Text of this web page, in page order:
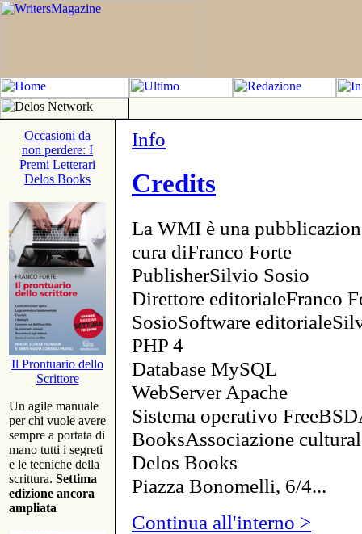
Occasioni da
non perdere: I
Premi Letterari
Delos Books
Il Prontuario dello
Scrittore
Un agile manuale
per chi vuole avere
sempre a portata di
mano tutti i segreti
e le tecniche della
scrittura. Settima
edizione ancora
ampliata
Info
Credits
La WMI è una
cura diFranco Forte
PublisherSilvio Sosio
Direttore editorialeFranco
SosioSoftware
PHP 4
Database MySQL
WebServer Apache
Sistema operativo
BooksAssociazione
Delos Books
Piazza Bonomelli, 6/4...
Continua all'interno >